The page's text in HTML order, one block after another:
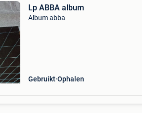
Lp ABBA album
Album abba
Gebruikt Ophalen